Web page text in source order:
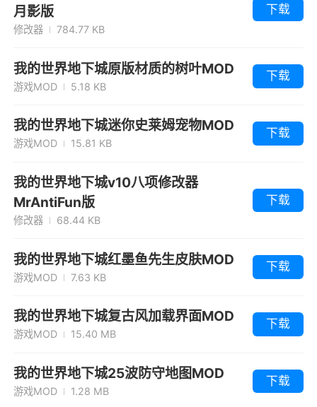
月影版
修改器 784.77 KB
下载
我的世界地下城原版材质的树叶MOD
游戏MOD 5.18 KB
下载
我的世界地下城迷你史莱姆宠物MOD
游戏MOD 15.81 KB
下载
我的世界地下城v10八项修改器
MrAntiFun版
修改器 68.44 KB
下载
我的世界地下城红墨鱼先生皮肤MOD
游戏MOD 7.63 KB
下载
我的世界地下城复古风加载界面MOD
游戏MOD 15.40 MB
下载
我的世界地下城25波防守地图MOD
游戏MOD 1.28 MB
下载